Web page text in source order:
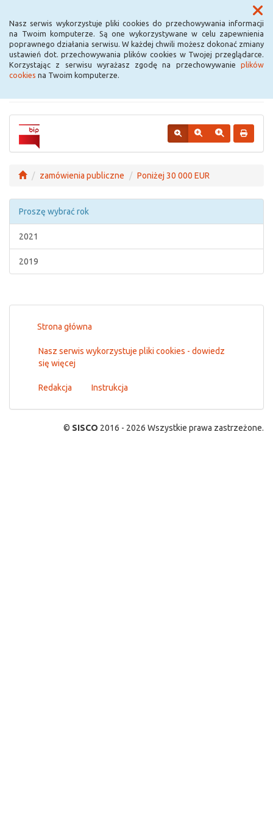
Nasz serwis wykorzystuje pliki cookies do przechowywania informacji
na Twoim komputerze. Są one wykorzystywane w celu zapewnienia
poprawnego działania serwisu. W każdej chwili możesz dokonać zmiany
ustawień dot. przechowywania plików cookies w Twojej przeglądarce.
Korzystając z serwisu wyrażasz zgodę na przechowywanie plików
cookies na Twoim komputerze.
Menu
Urząd Miejski w
Krośniewicach
zamówienia publiczne Poniżej 30 000 EUR
Proszę wybrać rok
2021
2019
Strona główna
Nasz serwis wykorzystuje pliki cookies - dowiedz
się więcej
Redakcja Instrukcja
© SISCO 2016 - 2026 Wszystkie prawa zastrzeżone.